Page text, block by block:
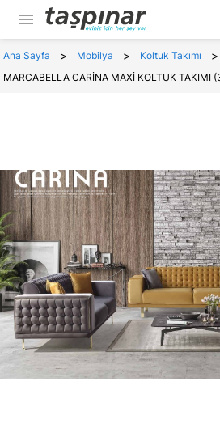
menu
Ana Sayfa > Mobilya > Koltuk Takımı >
MARCABELLA CARİNA MAXİ KOLTUK TAKIMI